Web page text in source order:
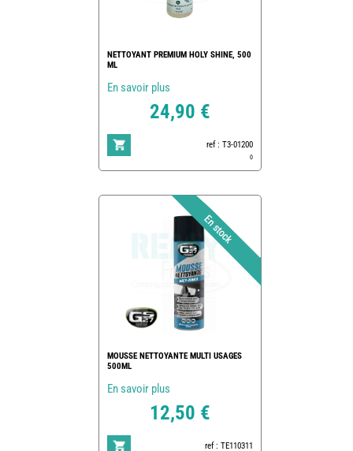
NETTOYANT PREMIUM HOLY SHINE, 500
ML
En savoir plus
24,90 €
ref : T3-01200
0
MOUSSE NETTOYANTE MULTI USAGES
500ML
En savoir plus
12,50 €
ref : TE110311